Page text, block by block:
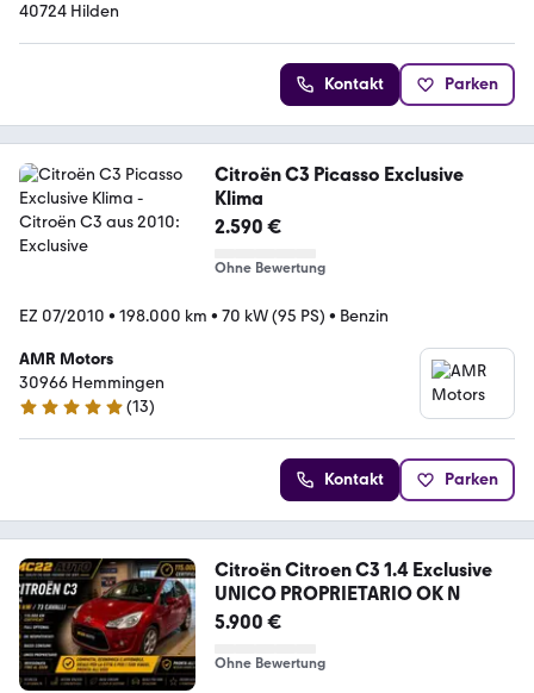
40724 Hilden
Kontakt Parken
Citroën C3 Picasso Exclusive
Klima
2.590 €
Ohne Bewertung
EZ 07/2010 • 198.000 km • 70 kW (95 PS) • Benzin
AMR Motors
30966 Hemmingen
5 Sterne
(13)
Kontakt Parken
Citroën Citroen C3 1.4 Exclusive
UNICO PROPRIETARIO OK N
5.900 €
Ohne Bewertung